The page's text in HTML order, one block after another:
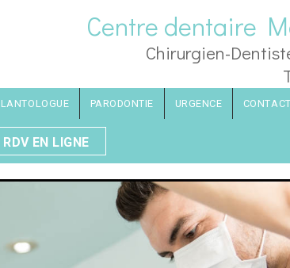
Centre dentaire
Chirurgien-
PARODONTIE URGENCE CONTACT
EN LIGNE